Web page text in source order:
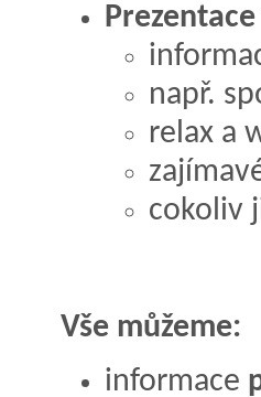
např.
relax a
cokoliv
Vše můžeme:
informace